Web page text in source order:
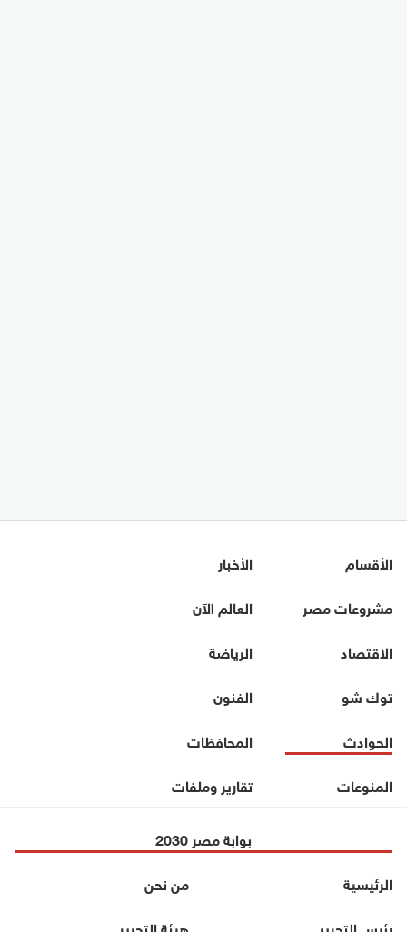
الأقسام
الأخبار
مشروعات مصر
العالم الآن
الاقتصاد
الرياضة
توك شو
الفنون
الحوادث
المحافظات
المنوعات
تقارير وملفات
بوابة مصر 2030
الرئيسية
من نحن